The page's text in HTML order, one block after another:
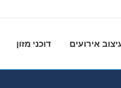
אירועים דוכני מזון